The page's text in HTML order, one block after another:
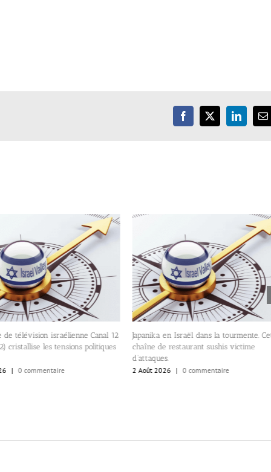
Facebook
X LinkedIn
de télévision israélienne Canal 12
cristallise les tensions politiques
| 0 commentaire
Japanika en Israël dans la tourmente.
chaîne de restaurant sushis victime
d’attaques.
2 Août 2026 | 0 commentaire